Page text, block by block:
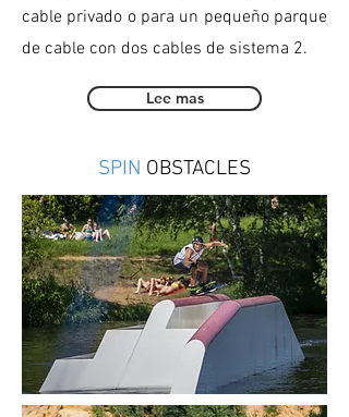
cable privado o para un pequeño parque
de cable con dos cables de sistema 2.
Lee mas
SPIN OBSTACLES